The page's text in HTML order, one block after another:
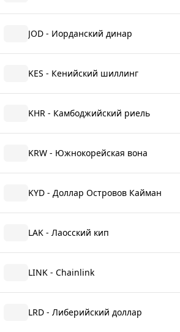
JOD - Иорданский динар
KES - Кенийский шиллинг
KHR - Камбоджийский риель
KRW - Южнокорейская вона
KYD - Доллар Островов Кайман
LAK - Лаосский кип
LINK - Chainlink
LRD - Либерийский доллар